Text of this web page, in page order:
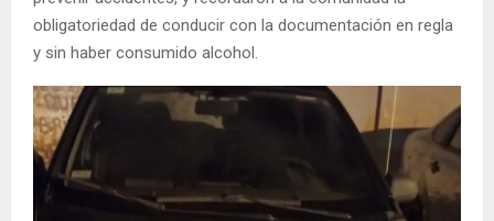
obligatoriedad de conducir con la documentación en regla
y sin haber consumido alcohol.